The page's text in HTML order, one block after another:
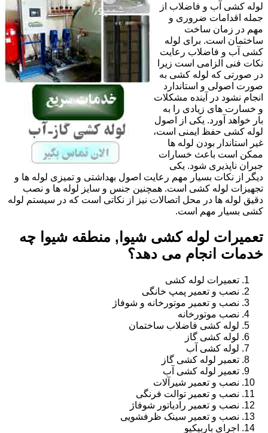
لوله کشی آب و فاضلاب از
جمله اقدامات ضروری و
مهم در زمان ساخت
ساختمان است. برای لوله
کشی آب و فاضلاب رعایت
نکات فنی الزامی است زیرا
در صورتی که لوله کشی به
صورت اصولی و استاندارد
انجام نشود در آینده مشکلات
و خسارت های زیادی را به
بار خواهد آورد. یکی از اصول
لوله کشی حفظ ایمنی است،
غیر استاندار بودن لوله ها
ممکن است باعث خسارات
جبران ناپذیری شود. یکی
دیگر از نکات بسیار مهم رعایت اصول بهداشتی و تمیزی لوله ها و
تجهیزات لوله کشی است. همچنین جنس و سایز لوله ها و نصب
دقیق لوله ها در محل اتصالات نیز از نکاتی است که در سیستم لوله
کشی بسیار مهم است.
تعمیرات لوله کشی شیوا, منطقه شیوا چه
خدمات انجام می دهد؟
تعمیرات لوله کشی
نصب و تعمیر پمپ خانگی
نصب و تعمیر موتورخانه و شوفاژ
نصب موتورخانه
لوله کشی فاضلاب ساختمان
لوله کشی گاز
لوله کشی آب
تعمیر لوله کشی گاز
تعمیر لوله کشی آب
نصب و تعمیر شیرآلات
نصب و تعمیر توالت فرنگی
نصب و تعمیر رادیاتور شوفاژ
نصب و تعمیر سینک ظرفشویی
اجرای باربیکیو